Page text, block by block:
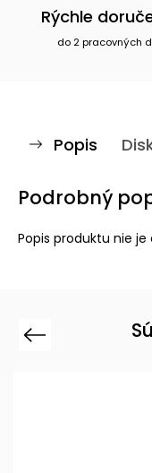
Rýchle
do 2 pracovných
Popis
Podrobný
Popis produktu nie
Previous